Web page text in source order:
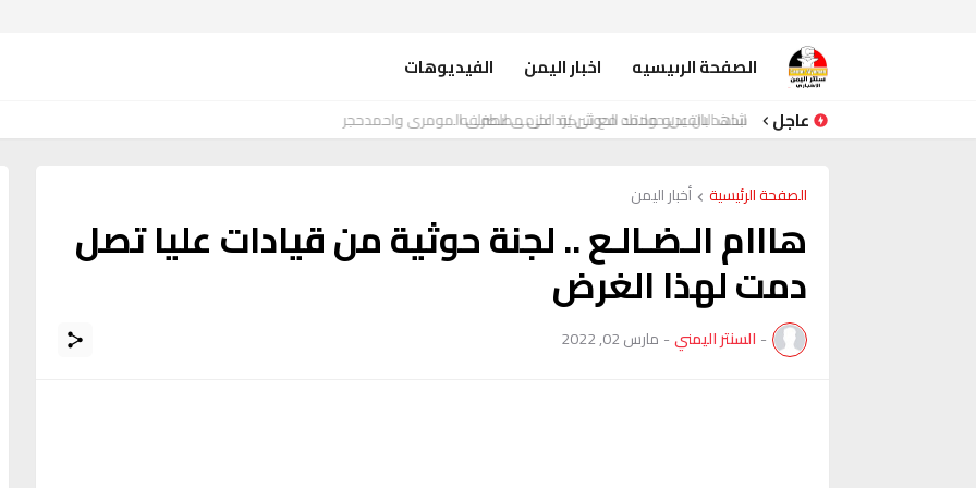
الصفحة الرىيسيه اخبار اليمن
الفيديوهات
عاجل
شاهد بالفيديو محمد الحوثي يرد على مصطفى المومري واحمدحجر
الصفحة الرئيسية أخبار اليمن
هااام الـضـالـع .. لجنة حوثية من قيادات عليا تصل
دمت لهذا الغرض
- السنتر اليمني- مارس 02, 2022